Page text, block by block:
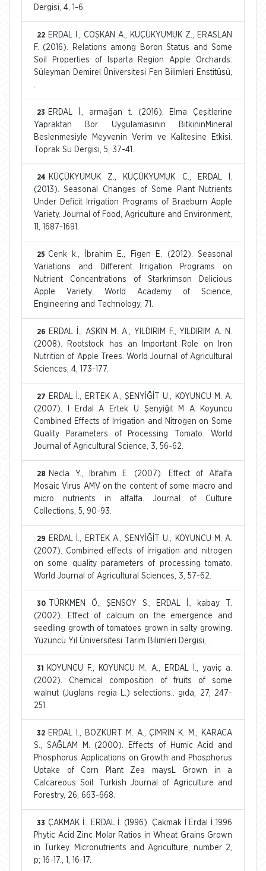
Dergisi, 4, 1-6.
22 ERDAL İ., COŞKAN A., KÜÇÜKYUMUK Z., ERASLAN
F. (2016). Relations among Boron Status and Some
Soil Properties of Isparta Region Apple Orchards.
Süleyman Demirel Üniversitesi Fen Bilimleri Enstitüsü,
23
ERDAL İ., armağan t. (2016). Elma Çeşitlerine
Yapraktan Bor Uygulamasının BitkininMineral
Beslenmesiyle Meyvenin Verim ve Kalitesine Etkisi.
Toprak Su Dergisi, 5, 37-41.
24
KÜÇÜKYUMUK Z., KÜÇÜKYUMUK C., ERDAL İ.
(2013). Seasonal Changes of Some Plant Nutrients
Under Deficit Irrigation Programs of Braeburn Apple
Variety. Journal of Food, Agriculture and Environment,
11, 1687-1691.
25 Cenk k., İbrahim E., Figen E. (2012). Seasonal
Variations and Different Irrigation Programs on
Nutrient Concentrations of Starkrimson Delicious
Apple Variety. World Academy of Science,
Engineering and Technology, 71.
26
ERDAL İ., AŞKIN M. A., YILDIRIM F., YILDIRIM A. N.
(2008). Rootstock has an Important Role on Iron
Nutrition of Apple Trees. World Journal of Agricultural
Sciences, 4, 173-177.
27
ERDAL İ., ERTEK A., ŞENYİĞİT U., KOYUNCU M. A.
(2007). İ Erdal A Ertek U Şenyiğit M A Koyuncu
Combined Effects of Irrigation and Nitrogen on Some
Quality Parameters of Processing Tomato. World
Journal of Agricultural Science, 3, 56-62.
28
Necla Y., İbrahim E. (2007). Effect of Alfalfa
Mosaic Virus AMV on the content of some macro and
micro nutrients in alfalfa. Journal of Culture
Collections, 5, 90-93.
29
ERDAL İ., ERTEK A., ŞENYİĞİT U., KOYUNCU M. A.
(2007). Combined effects of irrigation and nitrogen
on some quality parameters of processing tomato.
World Journal of Agricultural Sciences, 3, 57-62.
30
TÜRKMEN Ö., ŞENSOY S., ERDAL İ., kabay T.
(2002). Effect of calcium on the emergence and
seedling growth of tomatoes grown in salty growing.
Yüzüncü Yıl Üniversitesi Tarım Bilimleri Dergisi, .
31
KOYUNCU F., KOYUNCU M. A., ERDAL İ., yaviç a.
(2002). Chemical composition of fruits of some
walnut (Juglans regia L.) selections.. gıda, 27, 247-
251.
32 ERDAL İ., BOZKURT M. A., ÇİMRİN K. M., KARACA
S., SAĞLAM M. (2000). Effects of Humic Acid and
Phosphorus Applications on Growth and Phosphorus
Uptake of Corn Plant Zea maysL Grown in a
Calcareous Soil. Turkish Journal of Agriculture and
Forestry, 26, 663-668.
33 ÇAKMAK İ., ERDAL İ. (1996). Çakmak İ Erdal İ 1996
Phytic Acid Zinc Molar Ratios in Wheat Grains Grown
in Turkey. Micronutrients and Agriculture, number 2,
p; 16-17., 1, 16-17.